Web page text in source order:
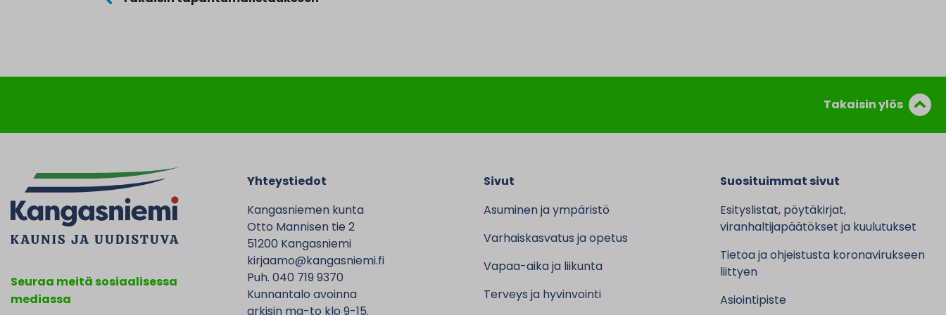
Takaisin ylös
Seuraa meitä sosiaalisessa
mediassa
Yhteystiedot
Kangasniemen kunta
Otto Mannisen tie 2
51200 Kangasniemi
kirjaamo@kangasniemi.fi
Puh. 040 719 9370
Kunnantalo avoinna
arkisin ma-to klo 9-15.
Sivut
Asuminen ja ympäristö
Varhaiskasvatus ja opetus
Vapaa-aika ja liikunta
Terveys ja hyvinvointi
Suosituimmat sivut
Esityslistat, pöytäkirjat,
viranhaltijapäätökset ja kuulutukset
Tietoa ja ohjeistusta koronavirukseen
liittyen
Asiointipiste